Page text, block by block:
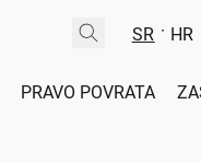
SR HR
PRAVO POVRATA